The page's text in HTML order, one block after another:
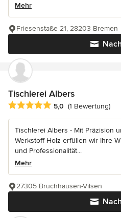
Mehr
Friesenstaße 21, 28203 Bremen
Tischlerei Albers
Durchschnittliche Bewertung: 5
5,0 (1 Bewertung)
Tischlerei Albers - Mit Präzision
Werkstoff Holz erfüllen wir Ihre
und Professionalität...
Mehr
27305 Bruchhausen-Vilsen